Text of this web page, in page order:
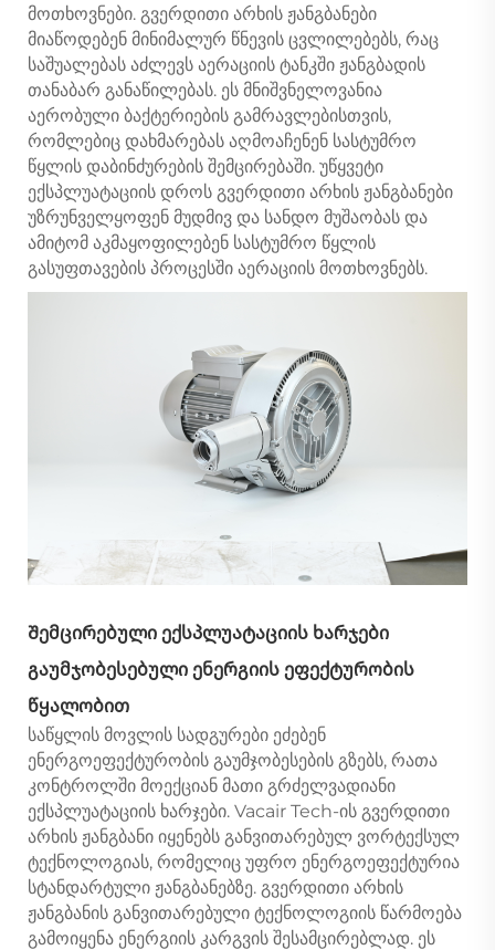
მოთხოვნები. გვერდითი არხის ჟანგბანები
მიაწოდებენ მინიმალურ წნევის ცვლილებებს, რაც
საშუალებას აძლევს აერაციის ტანკში ჟანგბადის
თანაბარ განაწილებას. ეს მნიშვნელოვანია
აერობული ბაქტერიების გამრავლებისთვის,
რომლებიც დახმარებას აღმოაჩენენ სასტუმრო
წყლის დაბინძურების შემცირებაში. უწყვეტი
ექსპლუატაციის დროს გვერდითი არხის ჟანგბანები
უზრუნველყოფენ მუდმივ და სანდო მუშაობას და
ამიტომ აკმაყოფილებენ სასტუმრო წყლის
გასუფთავების პროცესში აერაციის მოთხოვნებს.
Შემცირებული ექსპლუატაციის ხარჯები
გაუმჯობესებული ენერგიის ეფექტურობის
წყალობით
საწყლის მოვლის სადგურები ეძებენ
ენერგოეფექტურობის გაუმჯობესების გზებს, რათა
კონტროლში მოექციან მათი გრძელვადიანი
ექსპლუატაციის ხარჯები. Vacair Tech-ის გვერდითი
არხის ჟანგბანი იყენებს განვითარებულ ვორტექსულ
ტექნოლოგიას, რომელიც უფრო ენერგოეფექტურია
სტანდარტული ჟანგბანებზე. გვერდითი არხის
ჟანგბანის განვითარებული ტექნოლოგიის წარმოება
გამოიყენა ენერგიის კარგვის შესამცირებლად. ეს